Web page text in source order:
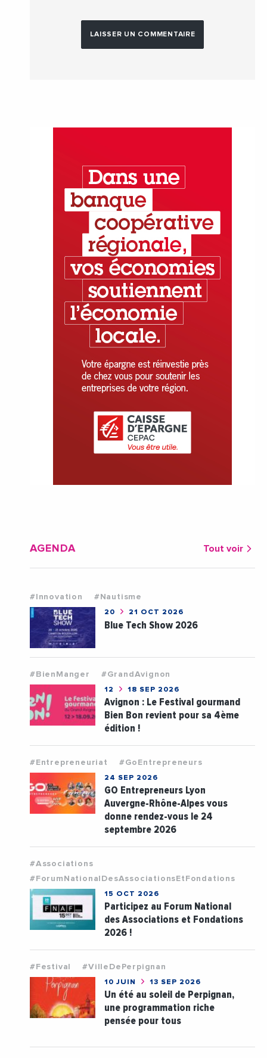
AGENDA Tout voir
#Innovation #Nautisme
20 21 OCT 2026
Blue Tech Show 2026
#BienManger #GrandAvignon
12 18 SEP 2026
Avignon : Le Festival gourmand
Bien Bon revient pour sa 4ème
édition !
#Entrepreneuriat #GoEntrepreneurs
24 SEP 2026
GO Entrepreneurs Lyon
Auvergne-Rhône-Alpes vous
donne rendez-vous le 24
septembre 2026
#Associations
#ForumNationalDesAssociationsEtFondations
15 OCT 2026
Participez au Forum National
des Associations et Fondations
2026 !
#Festival #VilleDePerpignan
10 JUIN 13 SEP 2026
Un été au soleil de Perpignan,
une programmation riche
pensée pour tous